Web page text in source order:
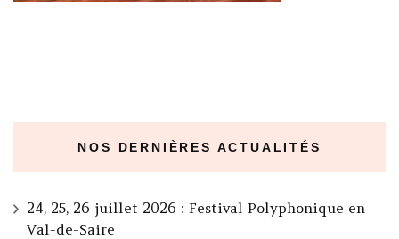
NOS DERNIÈRES ACTUALITÉS
24, 25, 26 juillet 2026 : Festival Polyphonique en
Val-de-Saire